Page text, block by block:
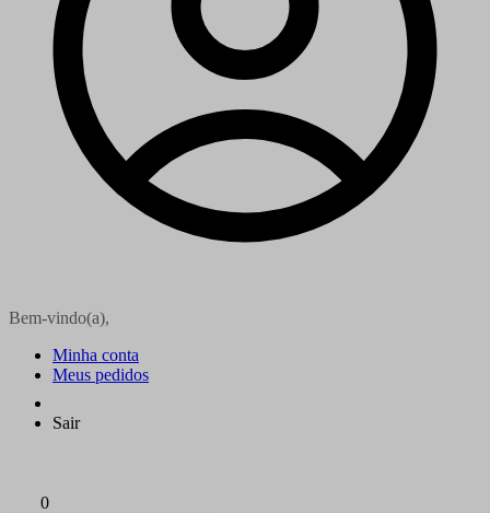
Bem-vindo(a),
Minha conta
Meus pedidos
Sair
0